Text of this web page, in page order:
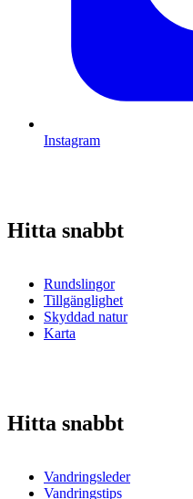
Instagram
Hitta snabbt
Rundslingor
Tillgänglighet
Skyddad natur
Karta
Hitta snabbt
Vandringsleder
Vandringstips